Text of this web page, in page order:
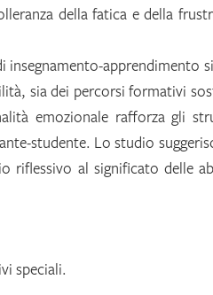
della fatica e della
apprendimento
sia dei percorsi formativi
emozionale rafforza gli
studente. Lo studio
riflessivo al significato delle
speciali.